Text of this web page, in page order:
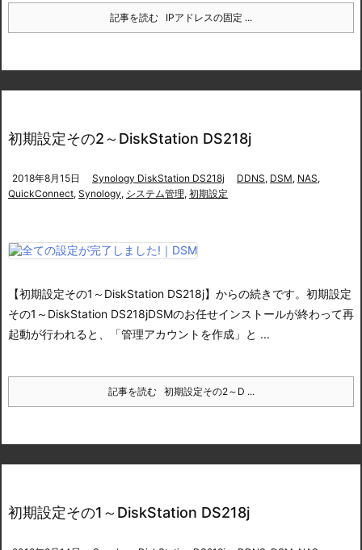
記事を読む IPアドレスの固定 ...
初期設定その2～DiskStation DS218j
2018年8月15日 Synology DiskStation DS218j DDNS, DSM, NAS,
QuickConnect, Synology, システム管理, 初期設定
【初期設定その1～DiskStation DS218j】からの続きです。 初期設定
その1～DiskStation DS218jDSMのお任せインストールが終わって再
起動が行われると、「管理アカウントを作成」と ...
記事を読む 初期設定その2～D ...
初期設定その1～DiskStation DS218j